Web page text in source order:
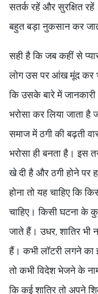
सतर्क रहें और सुरक्षित
बहुत बड़ा नुकसान कर
सही है कि जब कहीं से
लोग उस पर आंख मूंद कर
कि उसके बारे में जानकारी
भरोसा कर लिया जाता है
समाज में ठगी की बढ़ती
भरोसा ही बनता है। इस
खे दी है और ठगी होने पर
होना तो यह चाहिए कि
चाहिए। किसी घटना के
जाते हैं। उधर, शातिर भी
हैं। कभी लॉटरी लगने का
तो कभी विदेश भेजने के
कि कई शातिर तो अपने